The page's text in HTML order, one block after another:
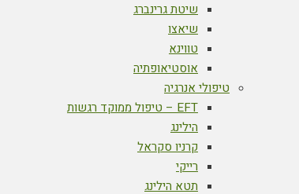
שיטת גרינברג
שיאצו
טווינא
אוסטיאופתיה
טיפולי אנרגיה
EFT – טיפול ממוקד רגשות
הילינג
קרניו סקראל
רייקי
תטא הילינג